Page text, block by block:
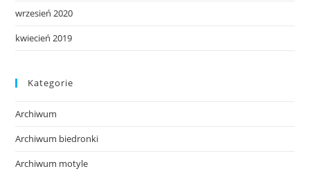
wrzesień 2020
kwiecień 2019
Kategorie
Archiwum
Archiwum biedronki
Archiwum motyle